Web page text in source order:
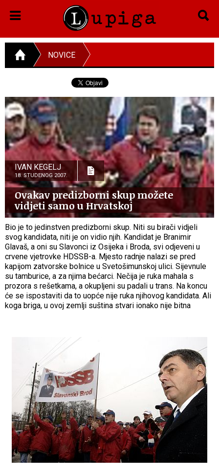
NOVICE
IVAN KEGELJ
18. STUDENOG 2007.
Ovakav predizborni skup možete
vidjeti samo u Hrvatskoj
Bio je to jedinstven predizborni skup. Niti su birači vidjeli
svog kandidata, niti je on vidio njih. Kandidat je Branimir
Glavaš, a oni su Slavonci iz Osijeka i Broda, svi odjeveni u
crvene vjetrovke HDSSB-a. Mjesto radnje nalazi se pred
kapijom zatvorske bolnice u Svetošimunskoj ulici. Sijevnule
su tamburice, a za njima bećarci. Nečija je ruka mahala s
prozora s rešetkama, a okupljeni su padali u trans. Na koncu
će se ispostaviti da to uopće nije ruka njihovog kandidata. Ali
koga briga, u ovoj zemlji suština stvari ionako nije bitna